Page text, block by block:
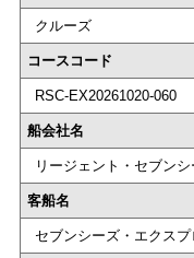
クルーズ
コースコード
RSC-EX20261020-060
船会社名
リージェント・セブン
客船名
セブンシーズ・エクスプ